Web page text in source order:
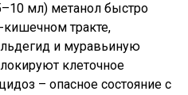
мл) метанол быстро
тракте,
и муравьиную
клеточное
– опасное состояние с